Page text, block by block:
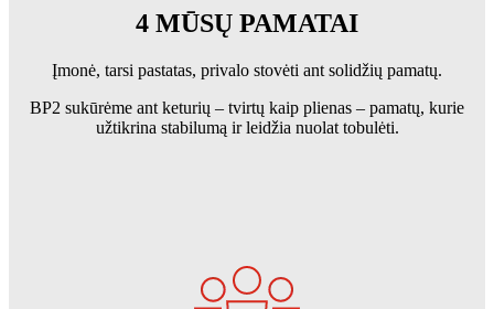
4 MŪSŲ PAMATAI
Įmonė, tarsi pastatas, privalo stovėti ant solidžių pamatų.
BP2 sukūrėme ant keturių – tvirtų kaip plienas – pamatų, kurie
užtikrina stabilumą ir leidžia nuolat tobulėti.